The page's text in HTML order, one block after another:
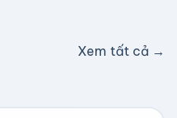
Xem tất cả →